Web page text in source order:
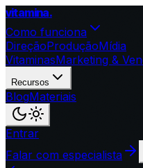
vitamina.
Como funciona
DireçãoProduçãoMídia
VitaminasMarketing &
Recursos
BlogMateriais
Entrar
Falar com especialista